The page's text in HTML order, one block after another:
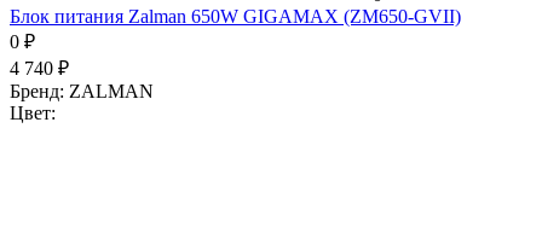
Блок питания Zalman 650W GIGAMAX (ZM650-GVII)
0 ₽
4 740 ₽
Бренд: ZALMAN
Цвет: